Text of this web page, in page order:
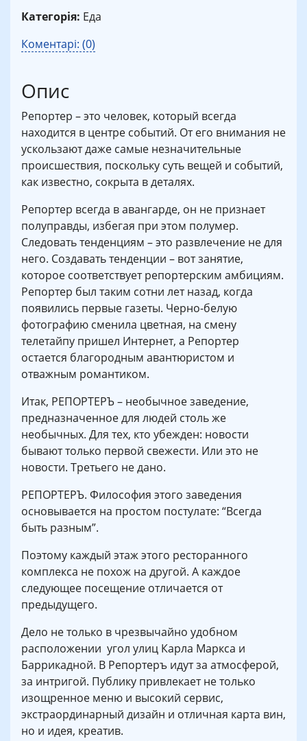
Категорія: Еда
Коментарі: (0)
Опис
Репортер – это человек, который всегда
находится в центре событий. От его внимания не
ускользают даже самые незначительные
происшествия, поскольку суть вещей и событий,
как известно, сокрыта в деталях.
Репортер всегда в авангарде, он не признает
полуправды, избегая при этом полумер.
Следовать тенденциям – это развлечение не для
него. Создавать тенденции – вот занятие,
которое соответствует репортерским амбициям.
Репортер был таким сотни лет назад, когда
появились первые газеты. Черно-белую
фотографию сменила цветная, на смену
телетайпу пришел Интернет, а Репортер
остается благородным авантюристом и
отважным романтиком.
Итак, РЕПОРТЕРЪ – необычное заведение,
предназначенное для людей столь же
необычных. Для тех, кто убежден: новости
бывают только первой свежести. Или это не
новости. Третьего не дано.
РЕПОРТЕРЪ. Философия этого заведения
основывается на простом постулате: “Всегда
быть разным”.
Поэтому каждый этаж этого ресторанного
комплекса не похож на другой. А каждое
следующее посещение отличается от
предыдущего.
Дело не только в чрезвычайно удобном
расположении угол улиц Карла Маркса и
Баррикадной. В Репортеръ идут за атмосферой,
за интригой. Публику привлекает не только
изощренное меню и высокий сервис,
экстраординарный дизайн и отличная карта вин,
но и идея, креатив.